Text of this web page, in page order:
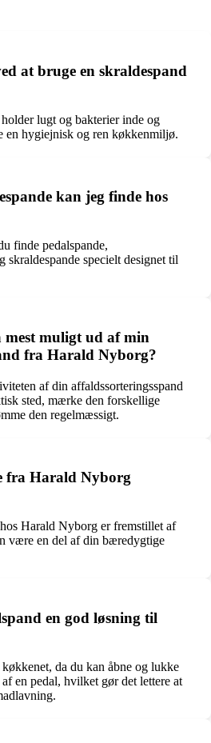
at bruge en skraldespand
lugt og bakterier inde og
en hygiejnisk og ren køkkenmiljø.
kan jeg finde hos
finde pedalspande,
skraldespande specielt designet til
muligt ud af min
fra Harald Nyborg?
af din affaldssorteringsspand
sted, mærke den forskellige
den regelmæssigt.
fra Harald Nyborg
Harald Nyborg er fremstillet af
være en del af din bæredygtige
en god løsning til
da du kan åbne og lukke
en pedal, hvilket gør det lettere at